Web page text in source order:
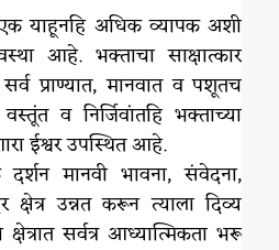
याहूनहि अधिक व्यापक अशी
आहे. भक्ताचा साक्षात्कार
प्राण्यात, मानवात व पशूतच
व निर्जिवांतहि भक्ताच्या
ईश्वर उपस्थित आहे.
मानवी भावना, संवेदना,
क्षेत्र उन्नत करून त्याला दिव्य
सर्वत्र आध्यात्मिकता भरू